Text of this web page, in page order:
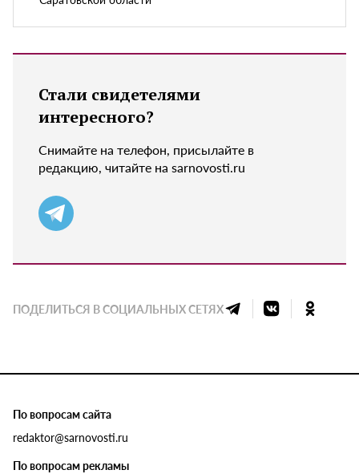
Стали свидетелями
интересного?
Снимайте на телефон, присылайте в
редакцию, читайте на sarnovosti.ru
ПОДЕЛИТЬСЯ В СОЦИАЛЬНЫХ СЕТЯХ
По вопросам сайта
redaktor@sarnovosti.ru
По вопросам рекламы